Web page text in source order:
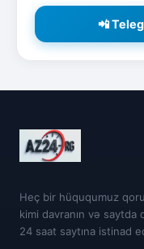
📲
Heç bir hüququmuz
kimi davranın və
24 saat saytına istinad